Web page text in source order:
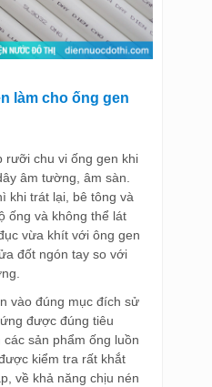
làm cho ống gen
rưỡi chu vi ống gen khi
âm tường, âm sàn.
khi trát lại, bê tông và
ống và không thể lát
vừa khít với ông gen
đốt ngón tay so với
vào đúng mục đích sử
được đúng tiêu
sản phẩm ống luồn
kiểm tra rất khắt
về khả năng chịu nén